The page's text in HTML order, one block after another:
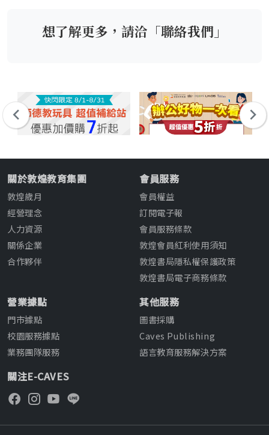
想了解更多，請洽「聯絡我們」
關於敦煌教育集團
敦煌歲月
經營理念
人力資源
關係企業
合作夥伴
會員服務
會員權益
訂閱電子報
會員服務條款
敦煌會員紅利使用須知
敦煌書局隱私權保護政策
敦煌書局電子商務條款
營業據點
門市據點
校園服務據點
業務團隊服務
其他服務
圖書採購
Caves Publishing
語言教育服務解決方案
關注E-CAVES